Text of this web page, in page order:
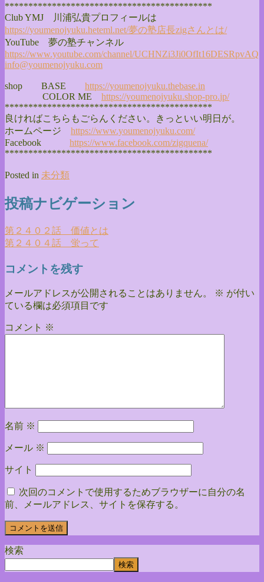
********************************************
Club YMJ 川浦弘貴プロフィールは
https://youmenojyuku.heteml.net/夢の塾店長zigさんとは/
YouTube 夢の塾チャンネル
https://www.youtube.com/channel/UCHNZi3Ji0OfIt16DESRpvAQ
info@youmenojyuku.com
shop BASE https://youmenojyuku.thebase.in
COLOR ME https://youmenojyuku.shop-pro.jp/
********************************************
良ければこちらもごらんください。きっといい明日が。
ホームページ https://www.youmenojyuku.com/
Facebook https://www.facebook.com/zigquena/
********************************************
Posted in 未分類
投稿ナビゲーション
第２４０２話 価値とは
第２４０４話 蛍って
コメントを残す
メールアドレスが公開されることはありません。 ※ が付い
ている欄は必須項目です
コメント ※
名前 ※
メール ※
サイト
次回のコメントで使用するためブラウザーに自分の名
前、メールアドレス、サイトを保存する。
検索
検索